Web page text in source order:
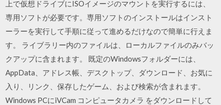
上で仮想ドライブにISOイメージのマウントを実行するには、
専用ソフトが必要です。専用ソフトのインストールはインスト
ーラーを実行して手順に従って進めるだけなので簡単に行えま
す。 ライブラリー内のファイルは、ローカルファイルのみバッ
クアップに含まれます。 既定のWindowsフォルダーには、
AppData、アドレス帳、デスクトップ、ダウンロード、お気に
入り、リンク、保存したゲーム、および検索が含まれます。
Windows PCにiVCam コンピュータカメラ をダウンロードして